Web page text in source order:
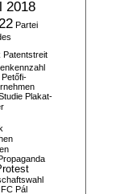
2018
Partei
Patentstreit
Petőfi-
Plakat-
Pál